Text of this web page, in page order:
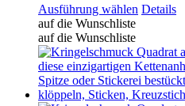
Ausführung wählen Dieses
mehrere
auf.
Die
Details
auf die Wunschliste
auf die Wunschliste